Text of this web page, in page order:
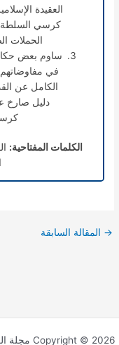
العقيدة
كرسي
الحملات
ساوم بعض حكام
في
الكامل عن
دليل صارخ
الكلمات المفتاحية:
→ المقالة السابقة
Copyright © 2026 مجلة العلوم الإنسانية و الاجتماعية | Powered by